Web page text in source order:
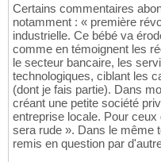
Certains commentaires
notamment : « première
industrielle. Ce bébé va
comme en témoignent les
le secteur bancaire, les
technologiques, ciblant les
(dont je fais partie). Dans
créant une petite société
entreprise locale. Pour
sera rude ». Dans le même
remis en question par